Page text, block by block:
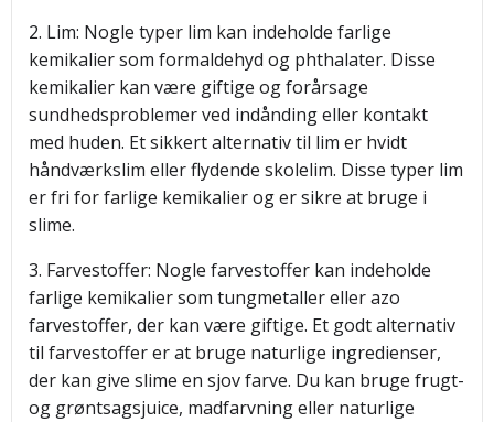
2. Lim: Nogle typer lim kan indeholde farlige
kemikalier som formaldehyd og phthalater. Disse
kemikalier kan være giftige og forårsage
sundhedsproblemer ved indånding eller kontakt
med huden. Et sikkert alternativ til lim er hvidt
håndværkslim eller flydende skolelim. Disse typer lim
er fri for farlige kemikalier og er sikre at bruge i
slime.
3. Farvestoffer: Nogle farvestoffer kan indeholde
farlige kemikalier som tungmetaller eller azo
farvestoffer, der kan være giftige. Et godt alternativ
til farvestoffer er at bruge naturlige ingredienser,
der kan give slime en sjov farve. Du kan bruge frugt-
og grøntsagsjuice, madfarvning eller naturlige